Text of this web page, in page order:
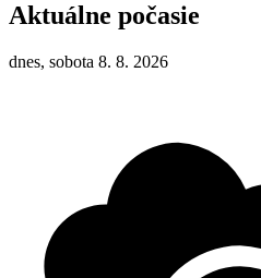
Aktuálne počasie
dnes, sobota 8. 8. 2026